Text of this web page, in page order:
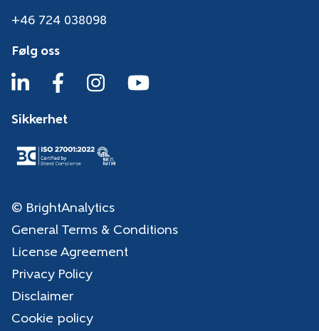
+46 724 038098
Følg oss
Sikkerhet
© BrightAnalytics
General Terms & Conditions
License Agreement
Privacy Policy
Disclaimer
Cookie policy